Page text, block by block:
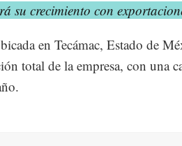
su crecimiento con
en Tecámac, Estado de
total de la empresa, con una